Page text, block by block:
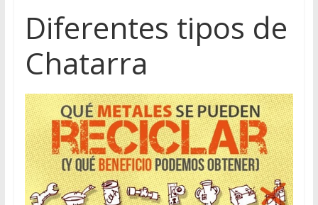
Diferentes tipos de
Chatarra